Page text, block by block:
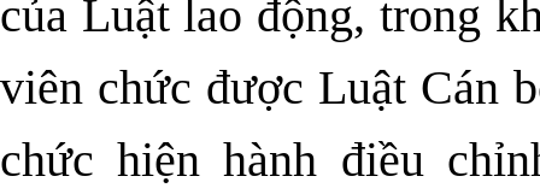
của Luật lao động, trong
viên chức được Luật Cán
chức hiện hành điều